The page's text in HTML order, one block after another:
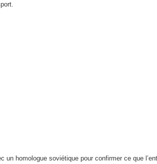
homologue soviétique pour confirmer ce que